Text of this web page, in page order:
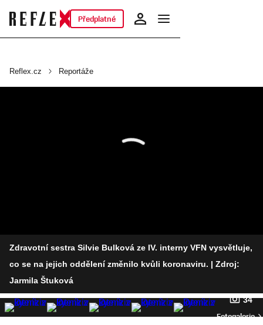
Předplatné
Reflex.cz Reportáže
Zdravotní sestra Silvie Bulková ze IV. interny VFN vysvětluje,
co se na jejich oddělení změnilo kvůli koronaviru. | Zdroj:
Jarmila Štuková
34
Fotogalerie